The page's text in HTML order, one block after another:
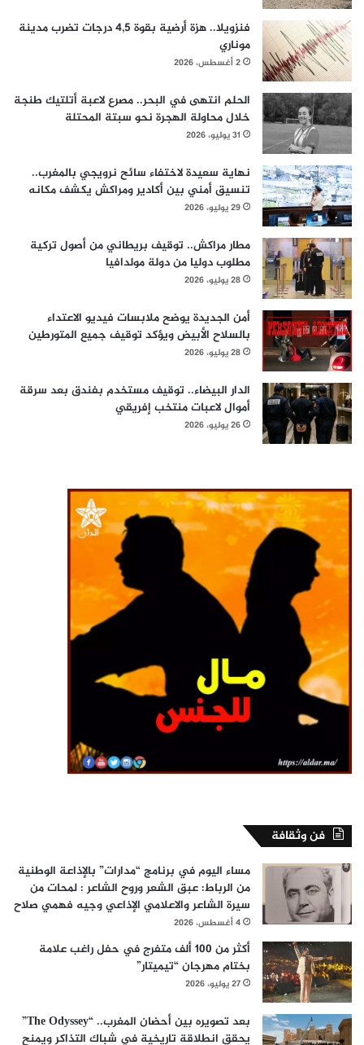
فنزويلا.. هزة أرضية بقوة 4,5 درجات تضرب مدينة
موناري
2 أغسطس، 2026
الحلم انتهى في البحر.. مصرع لاعبة أتلتيك طنجة
خلال محاولة الهجرة نحو سبتة المحتلة
31 يوليو، 2026
نهاية سعيدة لاختفاء سائح نرويجي بالمغرب..
تنسيق أمني بين أكادير ومراكش يكشف مكانه
29 يوليو، 2026
مطار مراكش.. توقيف بريطاني من أصول تركية
مطلوب دوليا من دولة مولدافيا
28 يوليو، 2026
أمن الجديدة يوضح ملابسات فيديو الاعتداء
بالسلاح الأبيض ويؤكد توقيف جميع المتورطين
28 يوليو، 2026
الدار البيضاء.. توقيف مستخدم بفندق بعد سرقة
أموال لاعبات منتخب إفريقي
26 يوليو، 2026
فن وثقافة
مساء اليوم في برنامج “مدارات” بالإذاعة الوطنية
من الرباط: عبق الشعر وروح الشاعر : لمحات من
سيرة الشاعر والاعلامي الإذاعي وجيه فهمي صلاح
4 أغسطس، 2026
أكثر من 100 ألف متفرج في حفل راغب علامة
بختام مهرجان “تيميتار”
27 يوليو، 2026
بعد تصويره بين أحضان المغرب.. “The Odyssey”
يحقق انطلاقة تاريخية في شباك التذاكر ويمنح